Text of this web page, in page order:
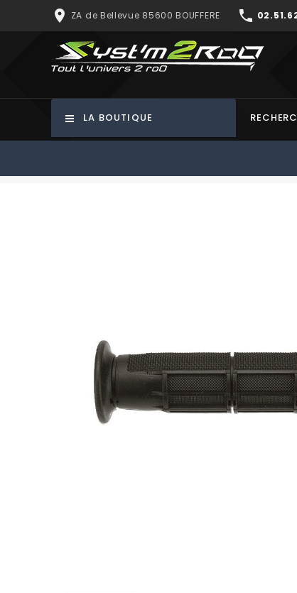
place ZA de Bellevue 85600 BOUFFERE phone
LA BOUTIQUE